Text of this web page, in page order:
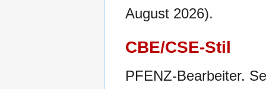
August 2026).
CBE/CSE-Stil
PFENZ-Bearbeiter.